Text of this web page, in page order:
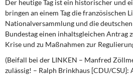
Eurokrise und Griechenland
DIE LINKE
Weitere Themen
Der heutige Tag ist ein historischer und
bringen an einem Tag die französischen
Nationalversammlung und die
Bundestag einen inhaltsgleichen Antrag
Krise und zu Maßnahmen zur
(Beifall bei der LINKEN – Manfred
zulässig! – Ralph Brinkhaus [CDU/CSU]: